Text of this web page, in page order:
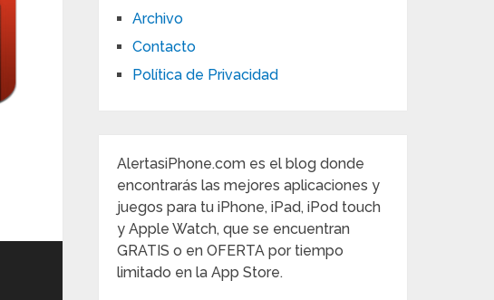
Archivo
Contacto
Política de Privacidad
AlertasiPhone.com es el blog donde
encontrarás las mejores aplicaciones y
juegos para tu iPhone, iPad, iPod touch
y Apple Watch, que se encuentran
GRATIS o en OFERTA por tiempo
limitado en la App Store.